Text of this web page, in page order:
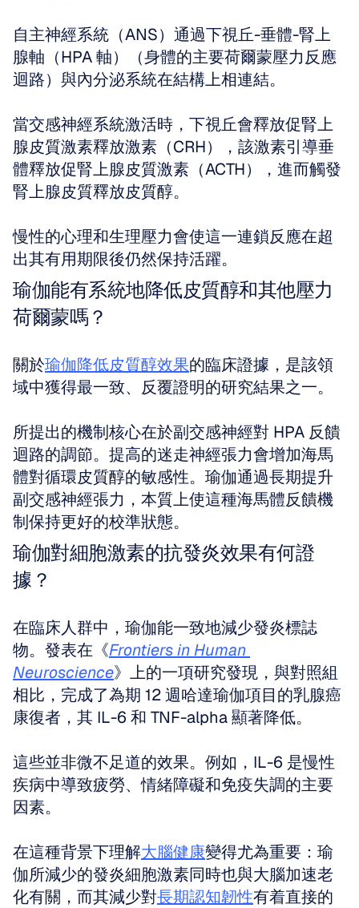
自主神經系統（ANS）通過下視丘-垂體-腎上
腺軸（HPA 軸）（身體的主要荷爾蒙壓力反應
迴路）與內分泌系統在結構上相連結。
當交感神經系統激活時，下視丘會釋放促腎上
腺皮質激素釋放激素（CRH），該激素引導垂
體釋放促腎上腺皮質激素（ACTH），進而觸發
腎上腺皮質釋放皮質醇。
慢性的心理和生理壓力會使這一連鎖反應在超
出其有用期限後仍然保持活躍。
瑜伽能有系統地降低皮質醇和其他壓力
荷爾蒙嗎？
關於瑜伽降低皮質醇效果的臨床證據，是該領
域中獲得最一致、反覆證明的研究結果之一。
所提出的機制核心在於副交感神經對 HPA 反饋
迴路的調節。提高的迷走神經張力會增加海馬
體對循環皮質醇的敏感性。瑜伽通過長期提升
副交感神經張力，本質上使這種海馬體反饋機
制保持更好的校準狀態。
瑜伽對細胞激素的抗發炎效果有何證
據？
在臨床人群中，瑜伽能一致地減少發炎標誌
物。發表在《Frontiers in Human
Neuroscience》上的一項研究發現，與對照組
相比，完成了為期 12 週哈達瑜伽項目的乳腺癌
康復者，其 IL-6 和 TNF-alpha 顯著降低。
這些並非微不足道的效果。例如，IL-6 是慢性
疾病中導致疲勞、情緒障礙和免疫失調的主要
因素。
在這種背景下理解大腦健康變得尤為重要：瑜
伽所減少的發炎細胞激素同時也與大腦加速老
化有關，而其減少對長期認知韌性有着直接的